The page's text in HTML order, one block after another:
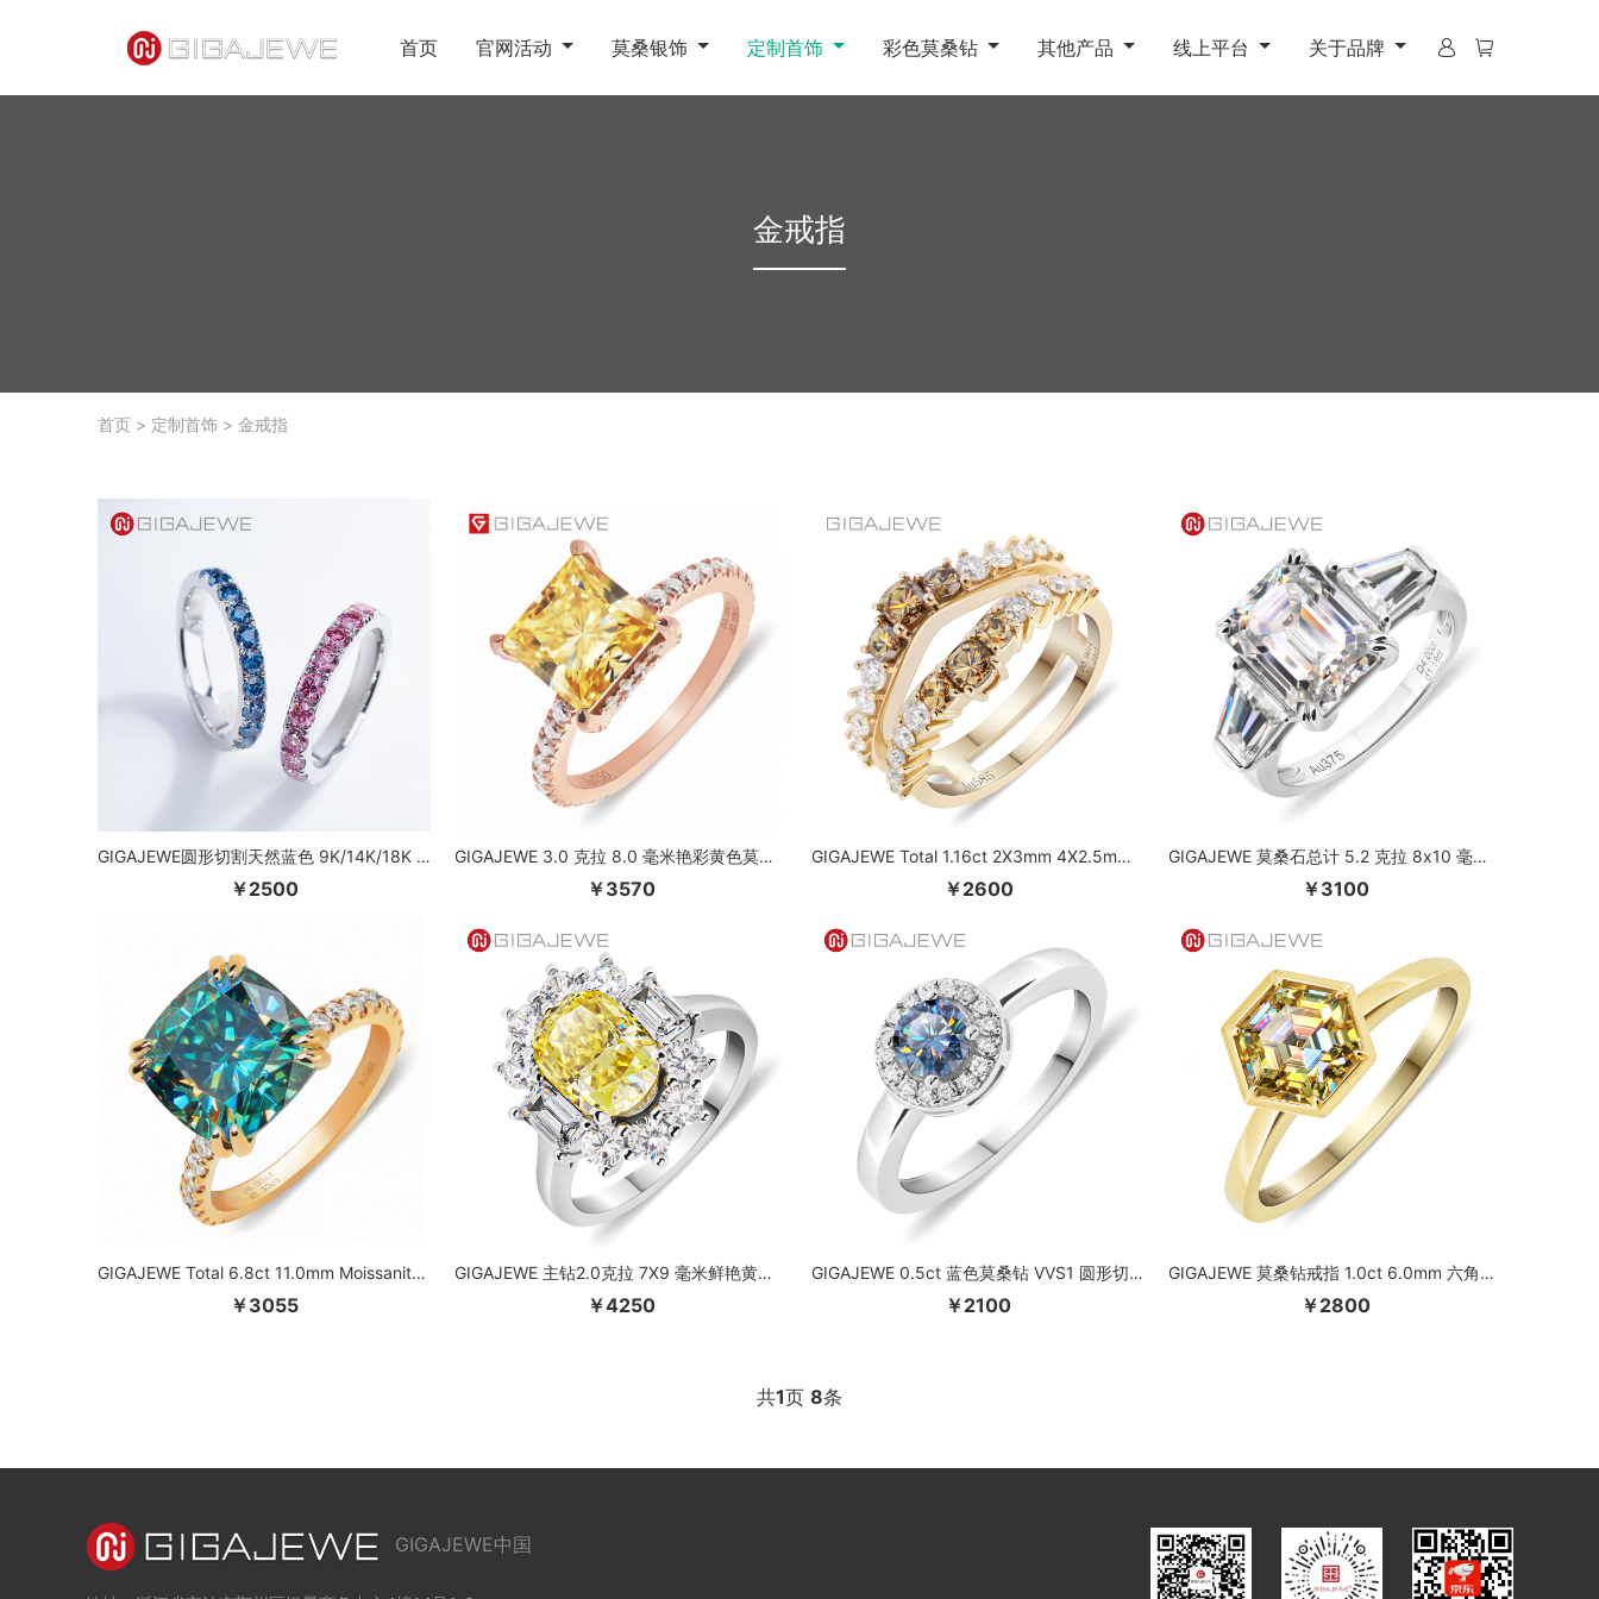
首页 官网活动 莫桑银饰 定制首饰 彩色莫桑钻 其他产品 线上平台 关于品牌
金戒指
首页 > 定制首饰 > 金戒指
GIGAJEWE圆形切割天然蓝色 9K/14K/18K 白金莫桑石戒指，订婚戒指结婚戒指伴娘礼物
￥2500
GIGAJEWE 3.0 克拉 8.0 毫米艳彩黄色莫桑钻 VVS1 公主方形切割 18K 金戒指首饰周年纪念女友礼物
￥3570
GIGAJEWE Total 1.16ct 2X3mm 4X2.5mm Moissanite VVS1 Yellowish Brown Cushion Cut 18K 黄金戒指首饰女朋友礼物
￥2600
GIGAJEWE 莫桑石总计 5.2 克拉 8x10 毫米祖母绿切割 D 色 VVS1 18K 白金戒指首饰女士女孩礼物时尚爱情信物
￥3100
GIGAJEWE Total 6.8ct 11.0mm Moissanite D VVS1 垫形切割定制 14K 金戒指首饰女士女朋友礼物
￥3055
GIGAJEWE 主钻2.0克拉 7X9 毫米鲜艳黄色压碎椭圆形切割莫桑钻 VVS1 18K 白金戒指首饰女孩礼物
￥4250
GIGAJEWE 0.5ct 蓝色莫桑钻 VVS1 圆形切割 18K 白金戒指首饰周年纪念女士女朋友礼物
￥2100
GIGAJEWE 莫桑钻戒指 1.0ct 6.0mm 六角形切割 鲜艳黄色 蓝色 绿色 粉色 18K 黄金戒指 首饰 女朋友礼物
￥2800
共1页 8条
GIGAJEWE中国